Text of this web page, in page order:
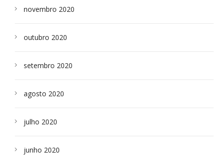
novembro 2020
outubro 2020
setembro 2020
agosto 2020
julho 2020
junho 2020